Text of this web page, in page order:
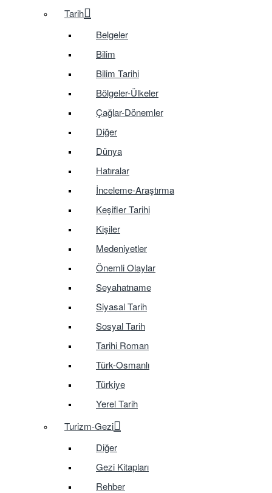
Tarih
Belgeler
Bilim
Bilim Tarihi
Bölgeler-Ülkeler
Çağlar-Dönemler
Diğer
Dünya
Hatıralar
İnceleme-Araştırma
Keşifler Tarihi
Kişiler
Medeniyetler
Önemli Olaylar
Seyahatname
Siyasal Tarih
Sosyal Tarih
Tarihi Roman
Türk-Osmanlı
Türkiye
Yerel Tarih
Turizm-Gezi
Diğer
Gezi Kitapları
Rehber